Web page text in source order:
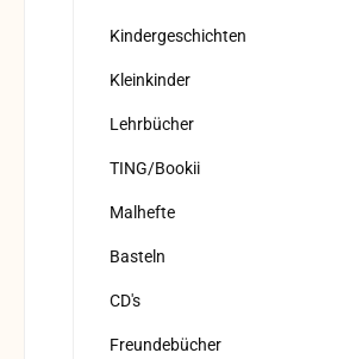
Kindergeschichten
Kleinkinder
Lehrbücher
TING/Bookii
Malhefte
Basteln
CD's
Freundebücher